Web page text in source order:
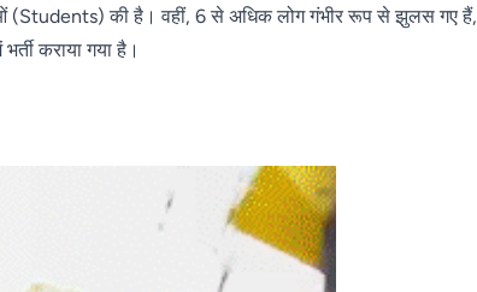
(Students) की है। वहीं, 6 से अधिक लोग गंभीर रूप से झुलस गए हैं,
कराया गया है।